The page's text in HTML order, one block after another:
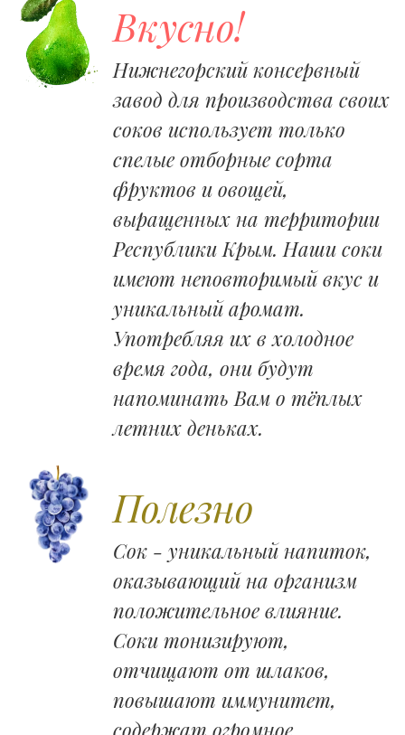
Вкусно!
Нижнегорский консервный
завод для производства своих
соков использует только
спелые отборные сорта
фруктов и овощей,
выращенных на территории
Республики Крым. Наши соки
имеют неповторимый вкус и
уникальный аромат.
Употребляя их в холодное
время года, они будут
напоминать Вам о тёплых
летних деньках. ​
Полезно
Сок - уникальный напиток,
оказывающий на организм
положительное влияние.
Соки тонизируют,
отчищают от шлаков,
повышают иммунитет,
содержат огромное